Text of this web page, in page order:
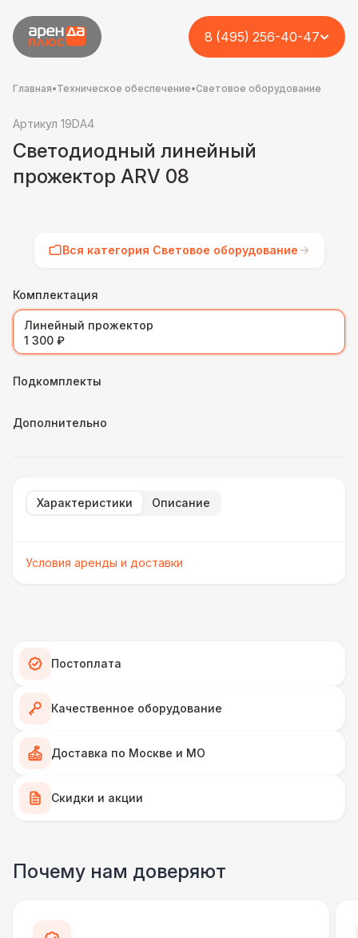
8 (495) 256-40-47
Главная•Техническое обеспечение•Световое оборудование
Артикул 19DA4
Светодиодный линейный
прожектор ARV 08
Вся категория Световое оборудование
Комплектация
Линейный прожектор
1 300 ₽
Подкомплекты
Дополнительно
Характеристики Описание
Условия аренды и доставки
Постоплата
Качественное оборудование
Доставка по Москве и МО
Скидки и акции
Почему нам доверяют